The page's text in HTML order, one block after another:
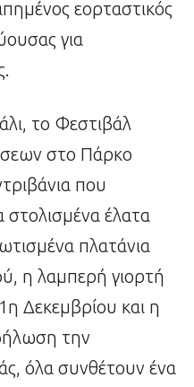
εορταστικός
για
το Φεστιβάλ
στο Πάρκο
που
έλατα
πλατάνια
η λαμπερή γιορτή
Δεκεμβρίου και η
την
όλα συνθέτουν ένα